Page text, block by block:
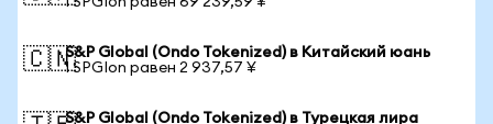
🇨🇳S&P Global (Ondo Tokenized) в Китайский юань
1 SPGIon равен 2 937,57 ¥
S&P Global (Ondo Tokenized) в Турецкая лира